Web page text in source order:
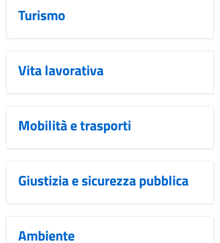
Turismo
Vita lavorativa
Mobilità e trasporti
Giustizia e sicurezza pubblica
Ambiente